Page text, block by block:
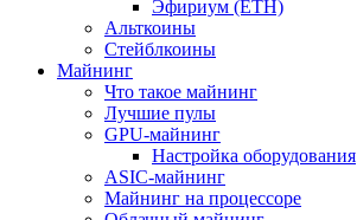
Эфириум (ETH)
Альткоины
Стейблкоины
Майнинг
Что такое майнинг
Лучшие пулы
GPU-майнинг
Настройка оборудования
ASIC-майнинг
Майнинг на процессоре